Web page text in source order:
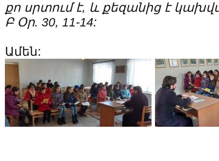
քո սրտում է, և քեզանից է
Բ Օր. 30, 11-14:
Ամեն: